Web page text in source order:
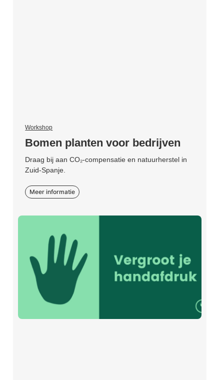
Workshop
Bomen planten voor bedrijven
Draag bij aan CO₂-compensatie en natuurherstel in
Zuid-Spanje.
Meer informatie